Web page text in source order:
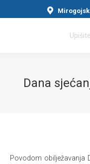
Search:
Dana
Povodom obilježavanja